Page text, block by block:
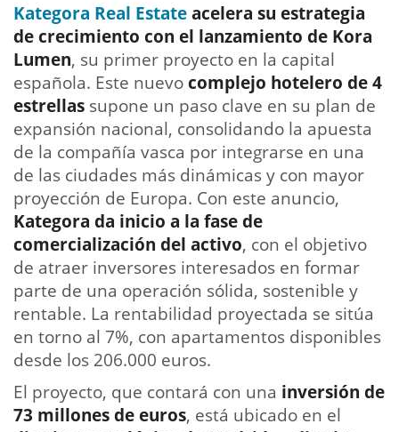
Kategora Real Estateacelera su estrategia
de crecimiento con el lanzamiento de Kora
Lumen, su primer proyecto en la capital
española. Este nuevocomplejo hotelero de 4
estrellas supone un paso clave en su plan de
expansión nacional, consolidando la apuesta
de la compañía vasca por integrarse en una
de las ciudades más dinámicas y con mayor
proyección de Europa. Con este anuncio,
Kategora da inicio a la fase de
comercialización del activo, con el objetivo
de atraer inversores interesados en formar
parte de una operación sólida, sostenible y
rentable. La rentabilidad proyectada se sitúa
en torno al 7%, con apartamentos disponibles
desde los 206.000 euros.
El proyecto, que contará con una inversión de
73 millones de euros, está ubicado en el